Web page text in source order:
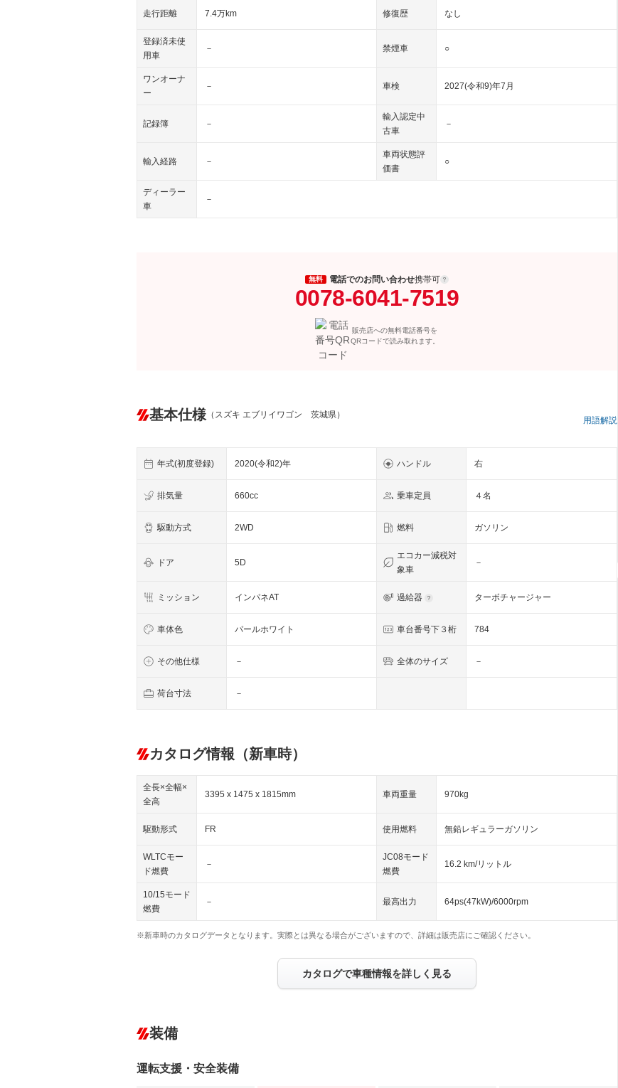
走行距離 7.4万km 修復歴 なし
登録済未使
用車
－ 禁煙車 ○
ワンオーナ
ー
－ 車検 2027(令和9)年7月
記録簿 －
輸入認定中
古車
－
輸入経路 －
車両状態評
価書
○
ディーラー
車
－
無料 電話でのお問い合わせ携帯可
0078-6041-7519
販売店への無料電話番号を
QRコードで読み取れます。
基本仕様 （スズキ エブリイワゴン 茨城県）
用語解説
年式(初度登録) 2020(令和2)年 ハンドル 右
排気量 660cc 乗車定員 ４名
駆動方式 2WD 燃料 ガソリン
ドア 5D
エコカー減税対
象車
－
ミッション インパネAT 過給器 ターボチャージャー
車体色 パールホワイト 車台番号下３桁 784
その他仕様 － 全体のサイズ －
荷台寸法 －
カタログ情報（新車時）
全長×全幅×
全高
3395 x 1475 x 1815mm 車両重量 970kg
駆動形式 FR 使用燃料 無鉛レギュラーガソリン
WLTCモー
ド燃費
－
JC08モード
燃費
16.2 km/リットル
10/15モード
燃費
－ 最高出力 64ps(47kW)/6000rpm
※新車時のカタログデータとなります。実際とは異なる場合がございますので、詳細は販売店にご確認ください。
カタログで車種情報を詳しく見る
装備
運転支援・安全装備